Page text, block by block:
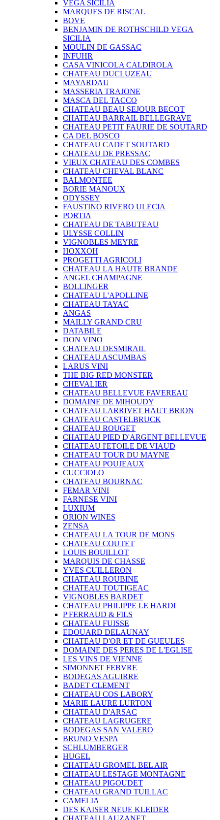
VEGA SICILIA
MARQUES DE RISCAL
BOVE
BENJAMIN DE ROTHSCHILD VEGA
SICILIA
MOULIN DE GASSAC
INFUHR
CASA VINICOLA CALDIROLA
CHATEAU DUCLUZEAU
MAYARDAU
MASSERIA TRAJONE
MASCA DEL TACCO
CHATEAU BEAU SEJOUR BECOT
CHATEAU BARRAIL BELLEGRAVE
CHATEAU PETIT FAURIE DE SOUTARD
CA DEL BOSCO
CHATEAU CADET SOUTARD
CHATEAU DE PRESSAC
VIEUX CHATEAU DES COMBES
CHATEAU CHEVAL BLANC
BALMONTEE
BORIE MANOUX
ODYSSEY
FAUSTINO RIVERO ULECIA
PORTIA
CHATEAU DE TABUTEAU
ULYSSE COLLIN
VIGNOBLES MEYRE
HOXXOH
PROGETTI AGRICOLI
CHATEAU LA HAUTE BRANDE
ANGEL CHAMPAGNE
BOLLINGER
CHATEAU L'APOLLINE
CHATEAU TAYAC
ANGAS
MAILLY GRAND CRU
DATABILE
DON VINO
CHATEAU DESMIRAIL
CHATEAU ASCUMBAS
LARUS VINI
THE BIG RED MONSTER
CHEVALIER
CHATEAU BELLEVUE FAVEREAU
DOMAINE DE MIHOUDY
CHATEAU LARRIVET HAUT BRION
CHATEAU CASTELBRUCK
CHATEAU ROUGET
CHATEAU PIED D'ARGENT BELLEVUE
CHATEAU I'ETOILE DE VIAUD
CHATEAU TOUR DU MAYNE
CHATEAU POUJEAUX
CUCCIOLO
CHATEAU BOURNAC
FEMAR VINI
FARNESE VINI
LUXIUM
ORION WINES
ZENSA
CHATEAU LA TOUR DE MONS
CHATEAU COUTET
LOUIS BOUILLOT
MARQUIS DE CHASSE
YVES CUILLERON
CHATEAU ROUBINE
CHATEAU TOUTIGEAC
VIGNOBLES BARDET
CHATEAU PHILIPPE LE HARDI
P FERRAUD & FILS
CHATEAU FUISSE
EDOUARD DELAUNAY
CHATEAU D'OR ET DE GUEULES
DOMAINE DES PERES DE L'EGLISE
LES VINS DE VIENNE
SIMONNET FEBVRE
BODEGAS AGUIRRE
BADET CLEMENT
CHATEAU COS LABORY
MARIE LAURE LURTON
CHATEAU D'ARSAC
CHATEAU LAGRUGERE
BODEGAS SAN VALERO
BRUNO VESPA
SCHLUMBERGER
HUGEL
CHATEAU GROMEL BEL AIR
CHATEAU LESTAGE MONTAGNE
CHATEAU PIGOUDET
CHATEAU GRAND TUILLAC
CAMELIA
DES KAISER NEUE KLEIDER
CHATEAU LAUZANET